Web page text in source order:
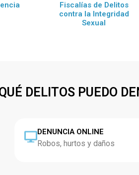
Fiscalías de Delitos
contra la Integridad
Sexual
DELITOS PUEDO
DENUNCIA ONLINE
Robos, hurtos y daños